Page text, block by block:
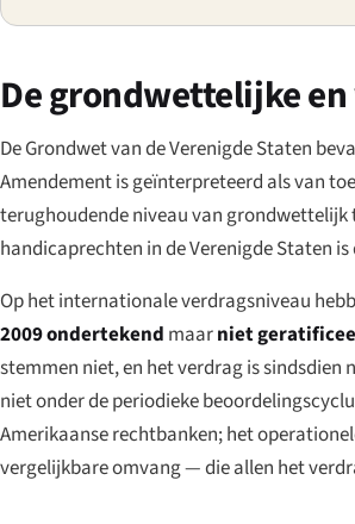
De grondwettelijke
De Grondwet van de Verenigde Staten
Amendement is geïnterpreteerd als van
terughoudende niveau van
handicaprechten in de Verenigde Staten
Op het internationale verdragsniveau
2009 ondertekend maarniet
stemmen niet, en het verdrag is sindsdien
niet onder de periodieke
Amerikaanse rechtbanken; het
vergelijkbare omvang — die allen het